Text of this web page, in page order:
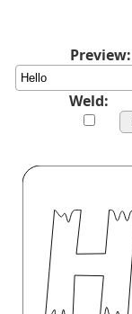
Preview:
Weld: